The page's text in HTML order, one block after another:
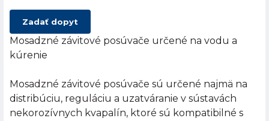
Zadať dopyt
Mosadzné závitové posúvače určené na vodu a
kúrenie
Mosadzné závitové posúvače sú určené najmä na
distribúciu, reguláciu a uzatváranie v sústavách
nekorozívnych kvapalín, ktoré sú kompatibilné s